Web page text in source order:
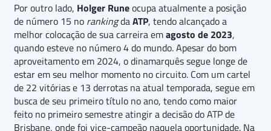
Por outro lado, Holger Runeocupa atualmente a posição
de número 15 no rankingdaATP, tendo alcançado a
melhor colocação de sua carreira emagosto de 2023,
quando esteve no número 4 do mundo. Apesar do bom
aproveitamento em 2024, o dinamarquês segue longe de
estar em seu melhor momento no circuito. Com um cartel
de 22 vitórias e 13 derrotas na atual temporada, segue em
busca de seu primeiro título no ano, tendo como maior
feito no primeiro semestre atingir a decisão do ATP de
Brisbane, onde foi vice-campeão naquela oportunidade. Na